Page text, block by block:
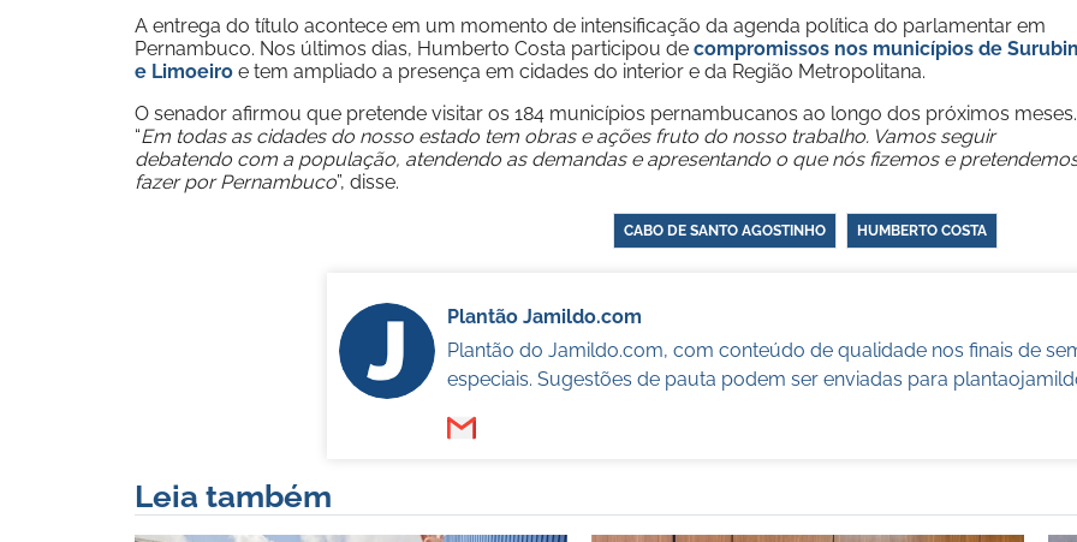
A entrega do título acontece em um momento de intensificação da agenda política do parlamentar em
Pernambuco. Nos últimos dias, Humberto Costa participou de compromissos nos municípios de
e Limoeiro e tem ampliado a presença em cidades do interior e da Região Metropolitana.
O senador afirmou que pretende visitar os 184 municípios pernambucanos ao longo dos próximos meses.
“Em todas as cidades do nosso estado tem obras e ações fruto do nosso trabalho. Vamos seguir
debatendo com a população, atendendo as demandas e apresentando o que nós fizemos e
fazer por Pernambuco”, disse.
CABO DE SANTO AGOSTINHO HUMBERTO COSTA
Plantão Jamildo.com
Plantão do Jamildo.com, com conteúdo de qualidade nos finais de
especiais. Sugestões de pauta podem ser enviadas para
Leia também